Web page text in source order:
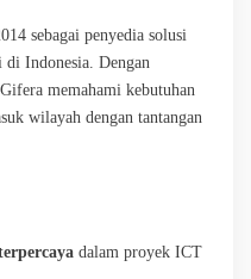
sebagai penyedia solusi
Indonesia. Dengan
memahami kebutuhan
wilayah dengan tantangan
dalam proyek ICT